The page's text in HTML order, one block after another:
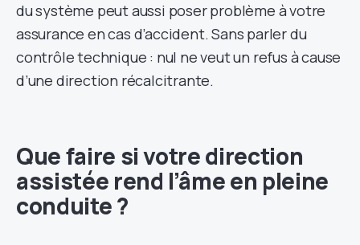
du système peut aussi poser problème à votre
assurance en cas d’accident. Sans parler du
contrôle technique : nul ne veut un refus à cause
d’une direction récalcitrante.
Que faire si votre direction
assistée rend l’âme en pleine
conduite ?